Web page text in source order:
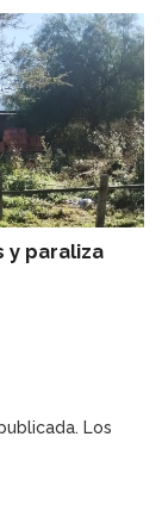
y paraliza
Los